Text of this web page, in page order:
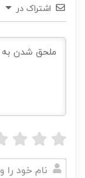
اشتراک در